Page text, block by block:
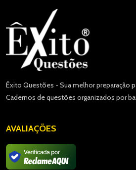
Êxito Questões - Sua melhor preparação
Cadernos de questões organizados por
AVALIAÇÕES